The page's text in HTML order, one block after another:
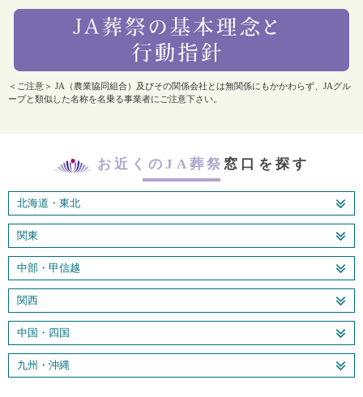
＜ご注意＞ JA（農業協同組合）及びその関係会社とは無関係にもかかわらず、JAグル
ープと類似した名称を名乗る事業者にご注意下さい。
お近くのJA葬祭 窓口を探す
北海道・東北
関東
中部・甲信越
関西
中国・四国
九州・沖縄